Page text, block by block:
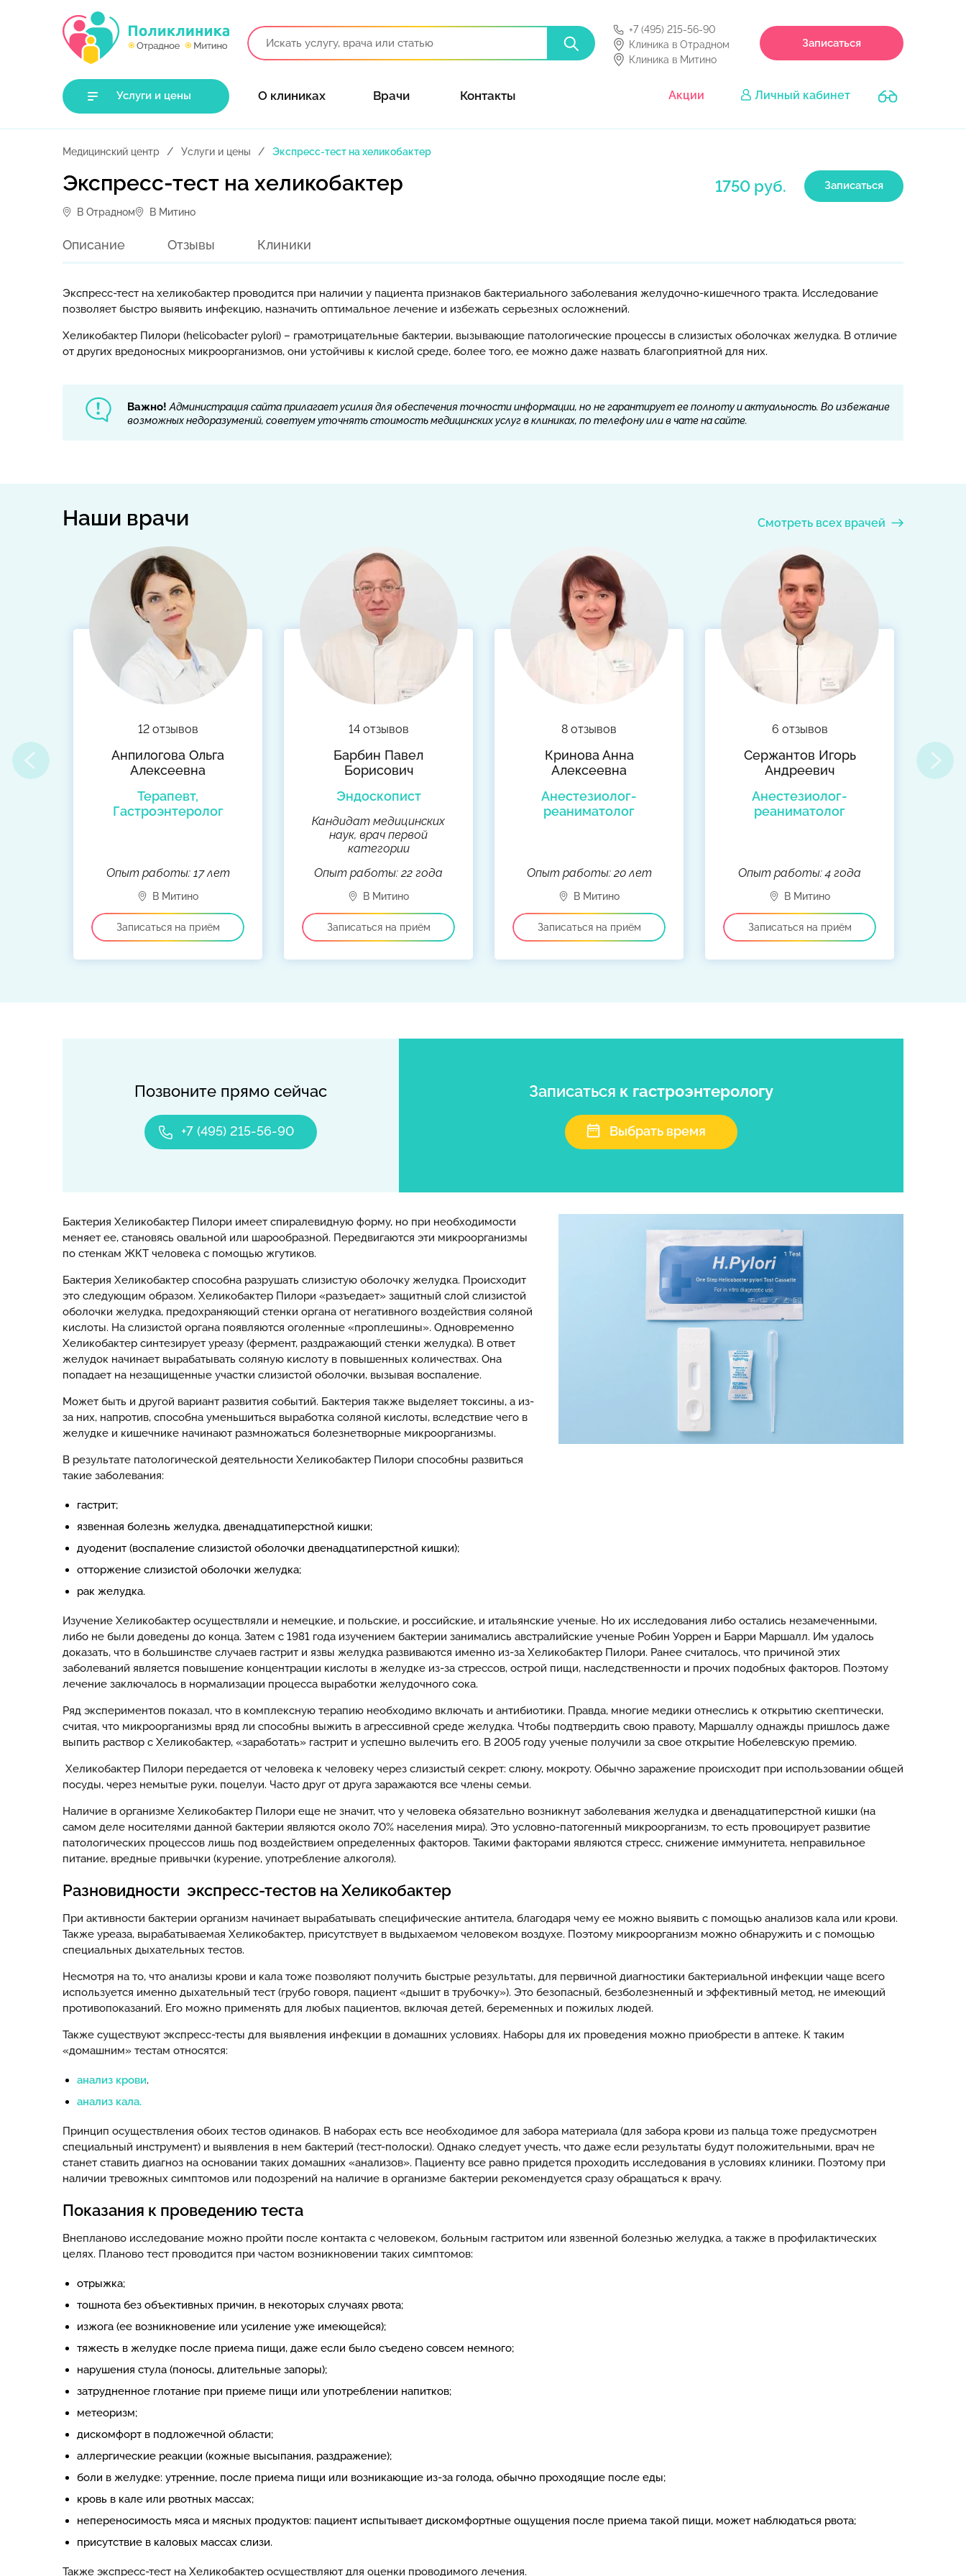
+7 (495) 215-56-90
Клиника в Отрадном
Клиника в Митино
Записаться
Услуги и цены О клиниках Врачи Контакты Акции Личный кабинет
Медицинский центр Услуги и цены Экспресс-тест на хеликобактер
1750 руб. Записаться
Экспресс-тест на хеликобактер
В Отрадном В Митино
Описание Отзывы Клиники
Экспресс-тест на хеликобактер проводится при наличии у пациента признаков бактериального заболевания желудочно-кишечного тракта. Исследование
позволяет быстро выявить инфекцию, назначить оптимальное лечение и избежать серьезных осложнений.
Хеликобактер Пилори (helicobacter pylori) – грамотрицательные бактерии, вызывающие патологические процессы в слизистых оболочках желудка. В отличие
от других вредоносных микроорганизмов, они устойчивы к кислой среде, более того, ее можно даже назвать благоприятной для них.
Важно! Администрация сайта прилагает усилия для обеспечения точности информации, но не гарантирует ее полноту и актуальность. Во избежание
возможных недоразумений, советуем уточнять стоимость медицинских услуг в клиниках, по телефону или в чате на сайте.
Смотреть всех врачей
Наши врачи
12 отзывов
Анпилогова Ольга
Алексеевна
Терапевт,
Гастроэнтеролог
Опыт работы: 17 лет
14 отзывов
Барбин Павел
Борисович
Эндоскопист
Кандидат медицинских
наук, врач первой
категории
Опыт работы: 22 года
8 отзывов
Кринова Анна
Алексеевна
Анестезиолог-
реаниматолог
Опыт работы: 20 лет
6 отзывов
Сержантов Игорь
Андреевич
Анестезиолог-
реаниматолог
Опыт работы: 4 года
Позвоните прямо сейчас
+7 (495) 215-56-90
Записаться к гастроэнтерологу
Выбрать время
Бактерия Хеликобактер Пилори имеет спиралевидную форму, но при необходимости
меняет ее, становясь овальной или шарообразной. Передвигаются эти микроорганизмы
по стенкам ЖКТ человека с помощью жгутиков.
Бактерия Хеликобактер способна разрушать слизистую оболочку желудка. Происходит
это следующим образом. Хеликобактер Пилори «разъедает» защитный слой слизистой
оболочки желудка, предохраняющий стенки органа от негативного воздействия соляной
кислоты. На слизистой органа появляются оголенные «проплешины». Одновременно
Хеликобактер синтезирует уреазу (фермент, раздражающий стенки желудка). В ответ
желудок начинает вырабатывать соляную кислоту в повышенных количествах. Она
попадает на незащищенные участки слизистой оболочки, вызывая воспаление.
Может быть и другой вариант развития событий. Бактерия также выделяет токсины, а из-
за них, напротив, способна уменьшиться выработка соляной кислоты, вследствие чего в
желудке и кишечнике начинают размножаться болезнетворные микроорганизмы.
В результате патологической деятельности Хеликобактер Пилори способны развиться
такие заболевания:
гастрит;
язвенная болезнь желудка, двенадцатиперстной кишки;
дуоденит (воспаление слизистой оболочки двенадцатиперстной кишки);
отторжение слизистой оболочки желудка;
рак желудка.
Изучение Хеликобактер осуществляли и немецкие, и польские, и российские, и итальянские ученые. Но их исследования либо остались незамеченными,
либо не были доведены до конца. Затем с 1981 года изучением бактерии занимались австралийские ученые Робин Уоррен и Барри Маршалл. Им удалось
доказать, что в большинстве случаев гастрит и язвы желудка развиваются именно из-за Хеликобактер Пилори. Ранее считалось, что причиной этих
заболеваний является повышение концентрации кислоты в желудке из-за стрессов, острой пищи, наследственности и прочих подобных факторов. Поэтому
лечение заключалось в нормализации процесса выработки желудочного сока.
Ряд экспериментов показал, что в комплексную терапию необходимо включать и антибиотики. Правда, многие медики отнеслись к открытию скептически,
считая, что микроорганизмы вряд ли способны выжить в агрессивной среде желудка. Чтобы подтвердить свою правоту, Маршаллу однажды пришлось даже
выпить раствор с Хеликобактер, «заработать» гастрит и успешно вылечить его. В 2005 году ученые получили за свое открытие Нобелевскую премию.
Хеликобактер Пилори передается от человека к человеку через слизистый секрет: слюну, мокроту. Обычно заражение происходит при использовании общей
посуды, через немытые руки, поцелуи. Часто друг от друга заражаются все члены семьи.
Наличие в организме Хеликобактер Пилори еще не значит, что у человека обязательно возникнут заболевания желудка и двенадцатиперстной кишки (на
самом деле носителями данной бактерии являются около 70% населения мира). Это условно-патогенный микроорганизм, то есть провоцирует развитие
патологических процессов лишь под воздействием определенных факторов. Такими факторами являются стресс, снижение иммунитета, неправильное
питание, вредные привычки (курение, употребление алкоголя).
Разновидности экспресс-тестов на Хеликобактер
При активности бактерии организм начинает вырабатывать специфические антитела, благодаря чему ее можно выявить с помощью анализов кала или крови.
Также уреаза, вырабатываемая Хеликобактер, присутствует в выдыхаемом человеком воздухе. Поэтому микроорганизм можно обнаружить и с помощью
специальных дыхательных тестов.
Несмотря на то, что анализы крови и кала тоже позволяют получить быстрые результаты, для первичной диагностики бактериальной инфекции чаще всего
используется именно дыхательный тест (грубо говоря, пациент «дышит в трубочку»). Это безопасный, безболезненный и эффективный метод, не имеющий
противопоказаний. Его можно применять для любых пациентов, включая детей, беременных и пожилых людей.
Также существуют экспресс-тесты для выявления инфекции в домашних условиях. Наборы для их проведения можно приобрести в аптеке. К таким
«домашним» тестам относятся:
анализ крови.
анализ кала.
Принцип осуществления обоих тестов одинаков. В наборах есть все необходимое для забора материала (для забора крови из пальца тоже предусмотрен
специальный инструмент) и выявления в нем бактерий (тест-полоски). Однако следует учесть, что даже если результаты будут положительными, врач не
станет ставить диагноз на основании таких домашних «анализов». Пациенту все равно придется проходить исследования в условиях клиники. Поэтому при
наличии тревожных симптомов или подозрений на наличие в организме бактерии рекомендуется сразу обращаться к врачу.
Показания к проведению теста
Внепланово исследование можно пройти после контакта с человеком, больным гастритом или язвенной болезнью желудка, а также в профилактических
целях. Планово тест проводится при частом возникновении таких симптомов:
отрыжка;
тошнота без объективных причин, в некоторых случаях рвота;
изжога (ее возникновение или усиление уже имеющейся);
тяжесть в желудке после приема пищи, даже если было съедено совсем немного;
нарушения стула (поносы, длительные запоры);
затрудненное глотание при приеме пищи или употреблении напитков;
метеоризм;
дискомфорт в подложечной области;
аллергические реакции (кожные высыпания, раздражение);
боли в желудке: утренние, после приема пищи или возникающие из-за голода, обычно проходящие после еды;
кровь в кале или рвотных массах;
непереносимость мяса и мясных продуктов: пациент испытывает дискомфортные ощущения после приема такой пищи, может наблюдаться рвота;
присутствие в каловых массах слизи.
Также экспресс-тест на Хеликобактер осуществляют для оценки проводимого лечения.